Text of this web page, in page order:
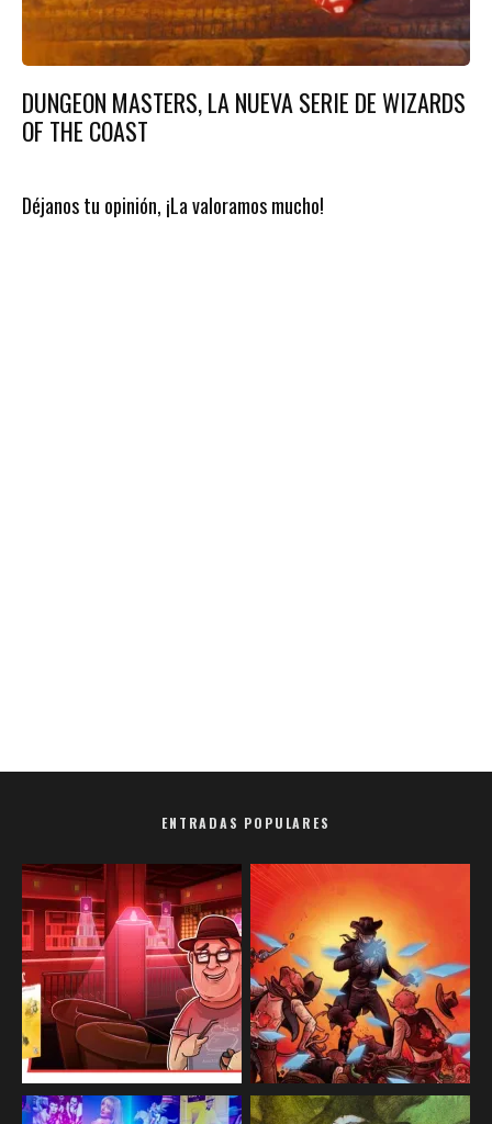
DUNGEON MASTERS, LA NUEVA SERIE DE WIZARDS
OF THE COAST
Déjanos tu opinión, ¡La valoramos mucho!
ENTRADAS POPULARES